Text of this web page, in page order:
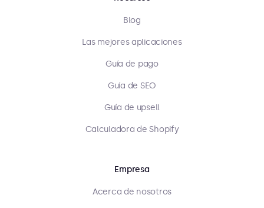
Blog
Las mejores aplicaciones
Guía de pago
Guía de SEO
Guía de upsell
Calculadora de Shopify
Empresa
Acerca de nosotros